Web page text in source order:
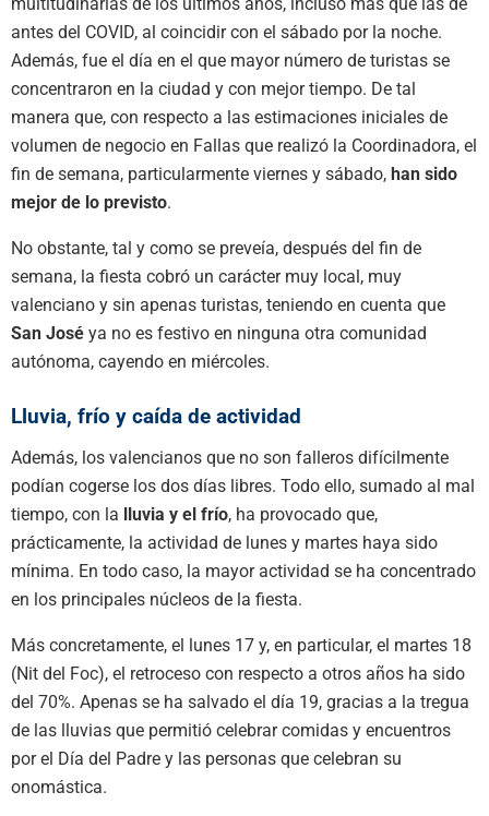
antes del COVID, al coincidir con el sábado por la noche.
Además, fue el día en el que mayor número de turistas se
concentraron en la ciudad y con mejor tiempo. De tal
manera que, con respecto a las estimaciones iniciales de
volumen de negocio en Fallas que realizó la Coordinadora, el
fin de semana, particularmente viernes y sábado, han sido
mejor de lo previsto.
No obstante, tal y como se preveía, después del fin de
semana, la fiesta cobró un carácter muy local, muy
valenciano y sin apenas turistas, teniendo en cuenta que
San José ya no es festivo en ninguna otra comunidad
autónoma, cayendo en miércoles.
Lluvia, frío y caída de actividad
Además, los valencianos que no son falleros difícilmente
podían cogerse los dos días libres. Todo ello, sumado al mal
tiempo, con la lluvia y el frío, ha provocado que,
prácticamente, la actividad de lunes y martes haya sido
mínima. En todo caso, la mayor actividad se ha concentrado
en los principales núcleos de la fiesta.
Más concretamente, el lunes 17 y, en particular, el martes 18
(Nit del Foc), el retroceso con respecto a otros años ha sido
del 70%. Apenas se ha salvado el día 19, gracias a la tregua
de las lluvias que permitió celebrar comidas y encuentros
por el Día del Padre y las personas que celebran su
onomástica.